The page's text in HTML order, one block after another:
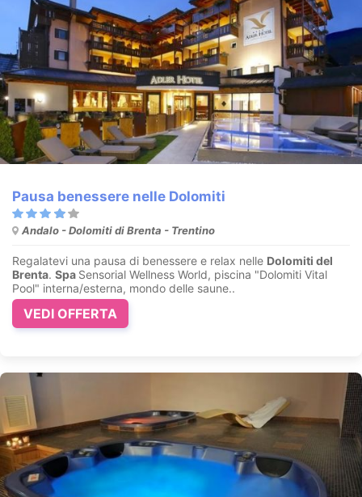
Pausa benessere nelle Dolomiti
Andalo - Dolomiti di Brenta - Trentino
Regalatevi una pausa di benessere e relax nelle Dolomiti del
Brenta. Spa Sensorial Wellness World, piscina "Dolomiti Vital
Pool" interna/esterna, mondo delle saune..
VEDI OFFERTA